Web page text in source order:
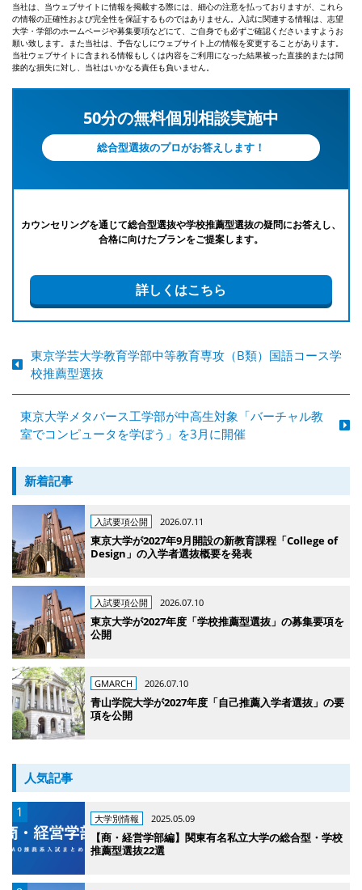
当社は、当ウェブサイトに情報を掲載する際には、細心の注意を払っておりますが、これら
の情報の正確性および完全性を保証するものではありません。入試に関連する情報は、志望
大学・学部のホームページや募集要項などにて、ご自身でも必ずご確認くださいますようお
願い致します。また当社は、予告なしにウェブサイト上の情報を変更することがあります。
当社ウェブサイトに含まれる情報もしくは内容をご利用になった結果被った直接的または間
接的な損失に対し、当社はいかなる責任も負いません。
50分の無料個別相談実施中
総合型選抜のプロがお答えします！
カウンセリングを通じて総合型選抜や学校推薦型選抜の疑問にお答えし、
合格に向けたプランをご提案します。
詳しくはこちら
東京学芸大学教育学部中等教育専攻（B類）国語コース学
校推薦型選抜
東京大学メタバース工学部が中高生対象「バーチャル教
室でコンピュータを学ぼう」を3月に開催
新着記事
入試要項公開 2026.07.11
東京大学が2027年9月開設の新教育課程「College of
Design」の入学者選抜概要を発表
入試要項公開 2026.07.10
東京大学が2027年度「学校推薦型選抜」の募集要項を
公開
GMARCH 2026.07.10
青山学院大学が2027年度「自己推薦入学者選抜」の要
項を公開
人気記事
大学別情報 2025.05.09
【商・経営学部編】関東有名私立大学の総合型・学校
推薦型選抜22選